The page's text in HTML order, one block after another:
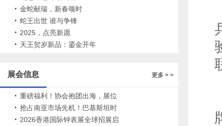
金蛇献瑞，新春颂时
蛇王出世 谁与争锋
2025，点亮新愿
天王贺岁新品：鎏金开年
更多 > >
展会信息
重磅福利！协会抱团出海，展位
免费，限时申领
抢占南亚市场先机！巴基斯坦时
尚博览会火热招展
2026香港国际钟表展全球招展启